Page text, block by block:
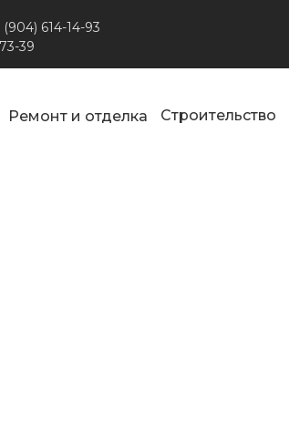
(904) 614-14-93
39
Ремонт и отделка Строительство